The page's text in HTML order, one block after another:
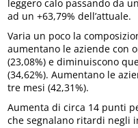
leggero calo passando da
ad un +63,79% dell’attuale.
Varia un poco la
aumentano le aziende con
(23,08%) e diminuiscono
(34,62%). Aumentano le
tre mesi (42,31%).
Aumenta di circa 14 punti
che segnalano ritardi negli